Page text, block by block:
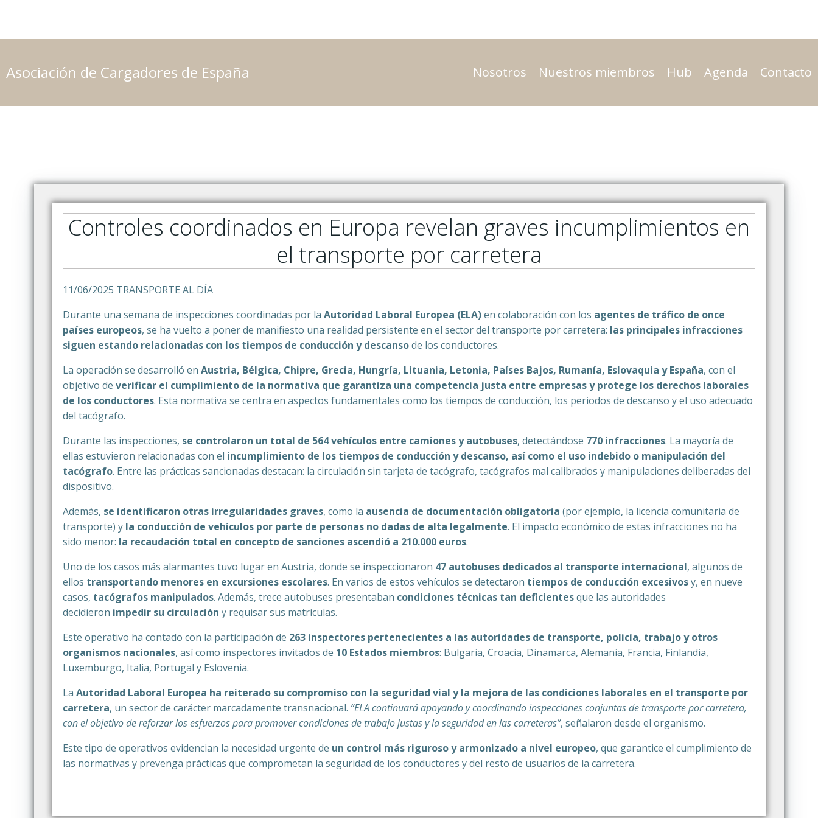
contenido
Asociación de Cargadores de España Nosotros Nuestros miembros Hub Agenda Contacto
Controles coordinados en Europa revelan graves incumplimientos en
el transporte por carretera
11/06/2025 TRANSPORTE AL DÍA
Durante una semana de inspecciones coordinadas por la Autoridad Laboral Europea (ELA)en colaboración con los agentes de tráfico de once
países europeos, se ha vuelto a poner de manifiesto una realidad persistente en el sector del transporte por carretera: las principales infracciones
siguen estando relacionadas con los tiempos de conducción y descansode los conductores.
La operación se desarrolló en Austria, Bélgica, Chipre, Grecia, Hungría, Lituania, Letonia, Países Bajos, Rumanía, Eslovaquia y España, con el
objetivo de verificar el cumplimiento de la normativa que garantiza una competencia justa entre empresas y protege los derechos laborales
de los conductores. Esta normativa se centra en aspectos fundamentales como los tiempos de conducción, los periodos de descanso y el uso adecuado
del tacógrafo.
Durante las inspecciones, se controlaron un total de 564 vehículos entre camiones y autobuses, detectándose 770 infracciones. La mayoría de
ellas estuvieron relacionadas con el incumplimiento de los tiempos de conducción y descanso, así como el uso indebido o manipulación del
tacógrafo. Entre las prácticas sancionadas destacan: la circulación sin tarjeta de tacógrafo, tacógrafos mal calibrados y manipulaciones deliberadas del
dispositivo.
Además, se identificaron otras irregularidades graves, como la ausencia de documentación obligatoria (por ejemplo, la licencia comunitaria de
transporte) y la conducción de vehículos por parte de personas no dadas de alta legalmente. El impacto económico de estas infracciones no ha
sido menor: la recaudación total en concepto de sanciones ascendió a 210.000 euros.
Uno de los casos más alarmantes tuvo lugar en Austria, donde se inspeccionaron 47 autobuses dedicados al transporte internacional, algunos de
ellos transportando menores en excursiones escolares. En varios de estos vehículos se detectaron tiempos de conducción excesivosy, en nueve
casos, tacógrafos manipulados. Además, trece autobuses presentaban condiciones técnicas tan deficientesque las autoridades
decidieron impedir su circulación y requisar sus matrículas.
Este operativo ha contado con la participación de 263 inspectores pertenecientes a las autoridades de transporte, policía, trabajo y otros
organismos nacionales, así como inspectores invitados de 10 Estados miembros: Bulgaria, Croacia, Dinamarca, Alemania, Francia, Finlandia,
Luxemburgo, Italia, Portugal y Eslovenia.
La Autoridad Laboral Europea ha reiterado su compromiso con la seguridad vial y la mejora de las condiciones laborales en el transporte por
carretera, un sector de carácter marcadamente transnacional. “ELA continuará apoyando y coordinando inspecciones conjuntas de transporte por carretera,
con el objetivo de reforzar los esfuerzos para promover condiciones de trabajo justas y la seguridad en las carreteras”, señalaron desde el organismo.
Este tipo de operativos evidencian la necesidad urgente de un control más riguroso y armonizado a nivel europeo, que garantice el cumplimiento de
las normativas y prevenga prácticas que comprometan la seguridad de los conductores y del resto de usuarios de la carretera.